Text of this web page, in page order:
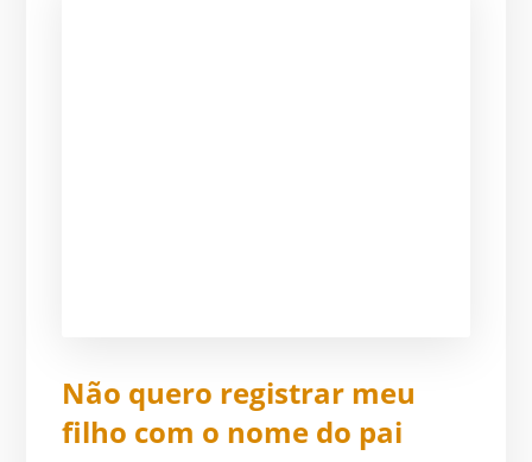
Não quero registrar meu
filho com o nome do pai